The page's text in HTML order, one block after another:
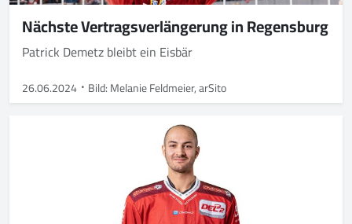
Nächste Vertragsverlängerung in Regensburg
Patrick Demetz bleibt ein Eisbär
26.06.2024 Bild: Melanie Feldmeier, arSito